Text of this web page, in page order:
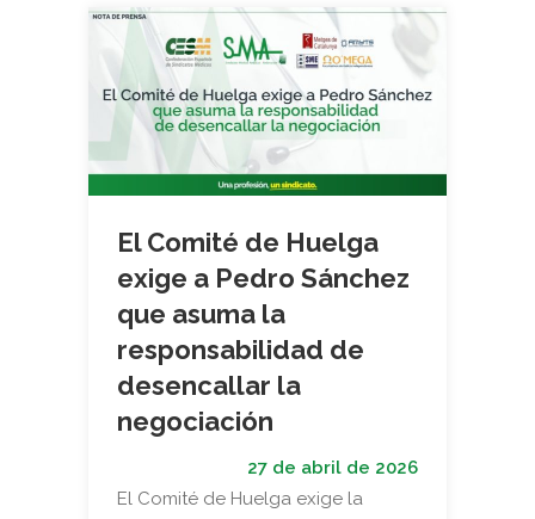
El Comité de Huelga
exige a Pedro Sánchez
que asuma la
responsabilidad de
desencallar la
negociación
27 de abril de 2026
El Comité de Huelga exige la